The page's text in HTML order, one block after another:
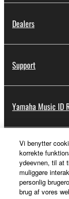
Dealers
Support
Yamaha Music ID
About Yamaha
Danmark -
Vi benytter
korrekte
ydeevnen, til at
muliggøre
personlig
brug af vores